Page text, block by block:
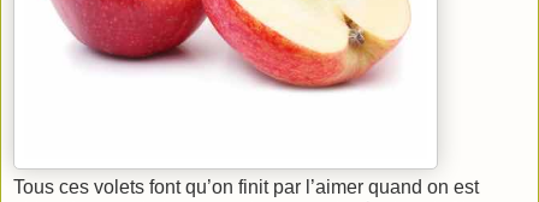
Tous ces volets font qu’on finit par l’aimer quand on est